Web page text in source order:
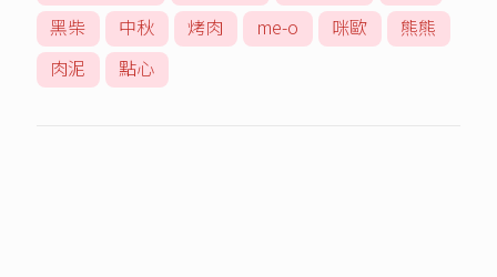
黑柴
中秋 烤肉 me-o 咪歐
熊熊
肉泥
點心